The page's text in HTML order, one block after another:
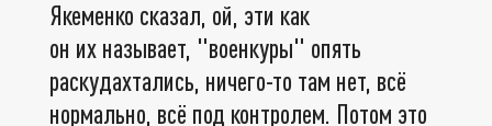
Якеменко сказал, ой, эти как
он их называет, "военкуры" опять
раскудахтались, ничего-то там нет, всё
нормально, всё под контролем. Потом это